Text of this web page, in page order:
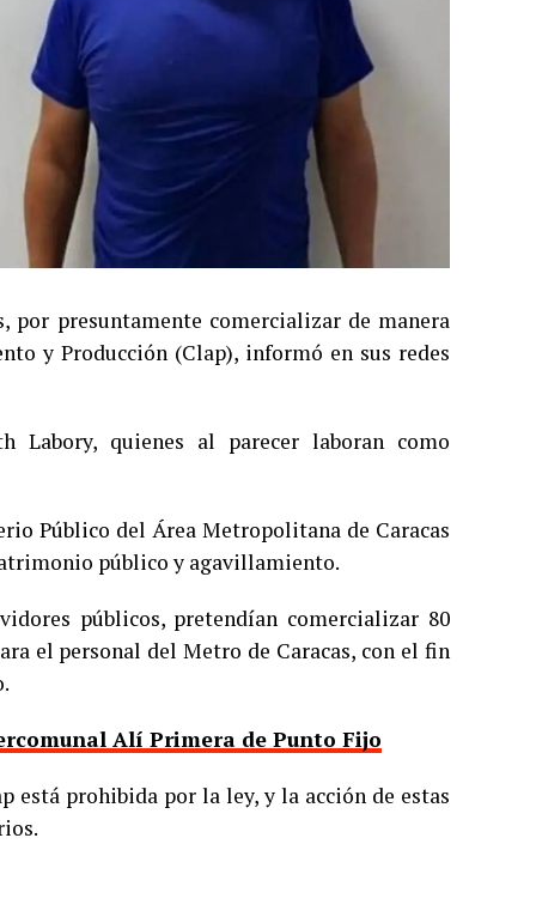
por presuntamente comercializar de manera
y Producción (Clap), informó en sus redes
Labory, quienes al parecer laboran como
Público del Área Metropolitana de Caracas
público y agavillamiento.
públicos, pretendían comercializar 80
el personal del Metro de Caracas, con el fin
Alí Primera de Punto Fijo
está prohibida por la ley, y la acción de estas